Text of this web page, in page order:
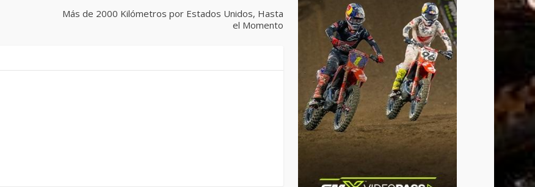
Más de 2000 Kilómetros por Estados Unidos, Hasta
el Momento